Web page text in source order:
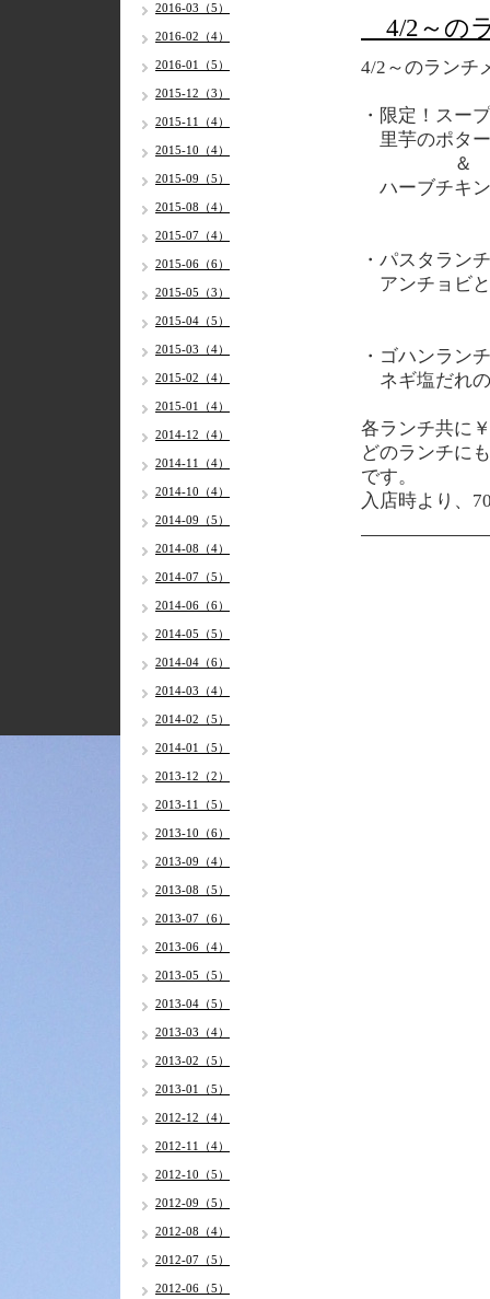
4/2～の
4/2～のランチ
・限定！スー
里芋のポタ
＆
ハーブチキ
・パスタランチ
アンチョビ
・ゴハンランチ
ネギ塩だれ
各ランチ共に
どのランチに
です。
入店時より、
2016-03（5）
2016-02（4）
2016-01（5）
2015-12（3）
2015-11（4）
2015-10（4）
2015-09（5）
2015-08（4）
2015-07（4）
2015-06（6）
2015-05（3）
2015-04（5）
2015-03（4）
2015-02（4）
2015-01（4）
2014-12（4）
2014-11（4）
2014-10（4）
2014-09（5）
2014-08（4）
2014-07（5）
2014-06（6）
2014-05（5）
2014-04（6）
2014-03（4）
2014-02（5）
2014-01（5）
2013-12（2）
2013-11（5）
2013-10（6）
2013-09（4）
2013-08（5）
2013-07（6）
2013-06（4）
2013-05（5）
2013-04（5）
2013-03（4）
2013-02（5）
2013-01（5）
2012-12（4）
2012-11（4）
2012-10（5）
2012-09（5）
2012-08（4）
2012-07（5）
2012-06（5）